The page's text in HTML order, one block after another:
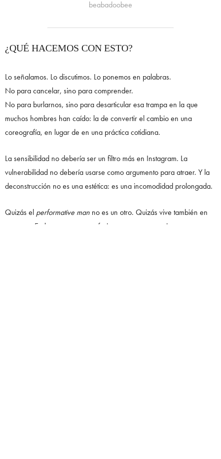
beabadoobee
¿QUÉ HACEMOS CON ESTO?
Lo señalamos. Lo discutimos. Lo ponemos en palabras.
No para cancelar, sino para comprender.
No para burlarnos, sino para desarticular esa trampa en la que
muchos hombres han caído: la de convertir el cambio en una
coreografía, en lugar de en una práctica cotidiana.
La sensibilidad no debería ser un filtro más en Instagram. La
vulnerabilidad no debería usarse como argumento para atraer. Y la
deconstrucción no es una estética: es una incomodidad prolongada.
Quizás el performative man no es un otro. Quizás vive también en
nosotros. En las veces que preferimos parecer conscientes antes que